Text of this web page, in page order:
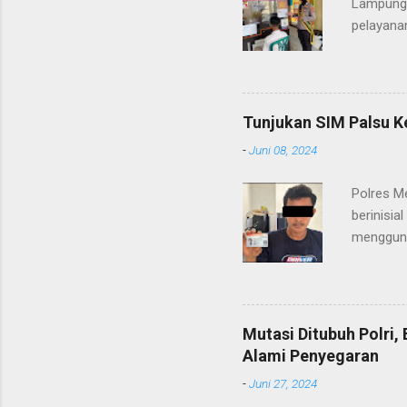
Heri
pidana,
Tunjukan SIM Palsu
-Juni 08, 2024
Polres
berinisial
dari
Mutasi Ditubuh Polri,
Alami Penyegaran
-Juni 27, 2024